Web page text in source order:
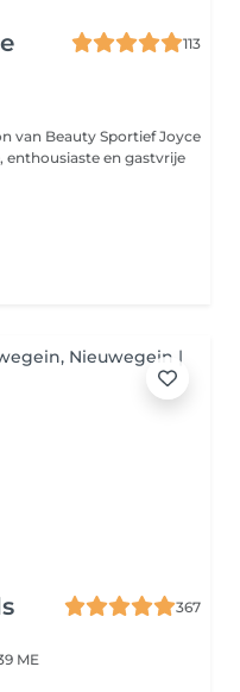
113
van Beauty Sportief Joyce
enthousiaste en gastvrije
367
ME